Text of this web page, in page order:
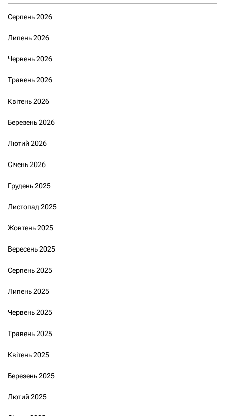
Серпень 2026
Липень 2026
Червень 2026
Травень 2026
Квітень 2026
Березень 2026
Лютий 2026
Січень 2026
Грудень 2025
Листопад 2025
Жовтень 2025
Вересень 2025
Серпень 2025
Липень 2025
Червень 2025
Травень 2025
Квітень 2025
Березень 2025
Лютий 2025